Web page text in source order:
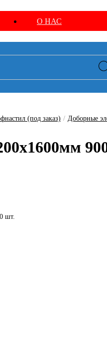
О НАС
(под заказ) / Доборные
шт.